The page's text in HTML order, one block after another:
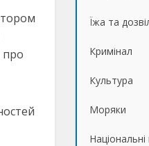
про
Їжа та
Кримінал
Культура
Моряки